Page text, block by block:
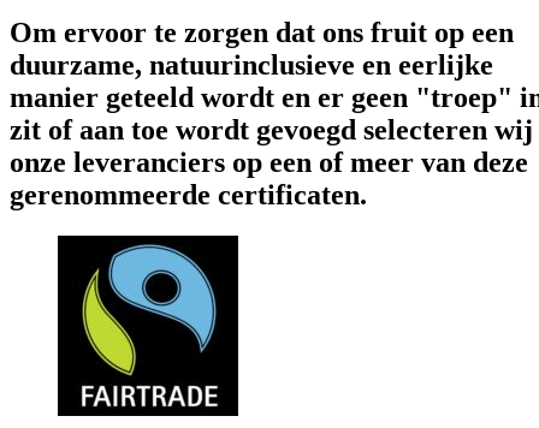
Om ervoor te zorgen dat ons fruit op een
duurzame, natuurinclusieve en eerlijke
manier geteeld wordt en er geen "troep"
zit of aan toe wordt gevoegd selecteren wij
onze leveranciers op een of meer van deze
gerenommeerde certificaten.